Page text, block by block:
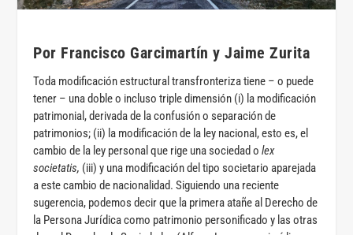
Por Francisco Garcimartín y Jaime Zurita
Toda modificación estructural transfronteriza tiene – o puede
tener – una doble o incluso triple dimensión (i) la modificación
patrimonial, derivada de la confusión o separación de
patrimonios; (ii) la modificación de la ley nacional, esto es, el
cambio de la ley personal que rige una sociedad olex
societatis, (iii) y una modificación del tipo societario aparejada
a este cambio de nacionalidad. Siguiendo una reciente
sugerencia, podemos decir que la primera atañe al Derecho de
la Persona Jurídica como patrimonio personificado y las otras